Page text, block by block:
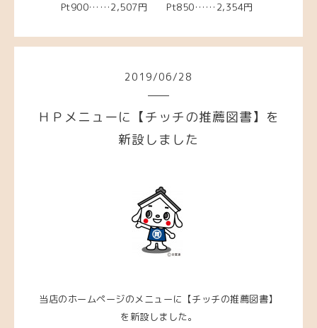
Pt900……2,507円 Pt850……2,354円
2019/06/28
ＨＰメニューに【チッチの推薦図書】を
新設しました
当店のホームページのメニューに【チッチの推薦図書】
を新設しました。